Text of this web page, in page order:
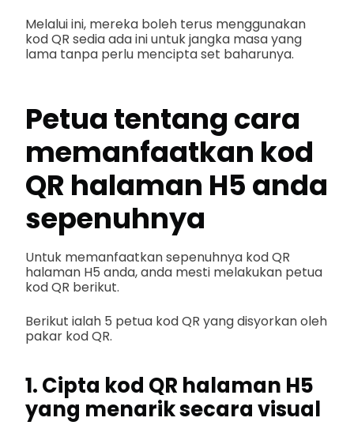
Melalui ini, mereka boleh terus menggunakan
kod QR sedia ada ini untuk jangka masa yang
lama tanpa perlu mencipta set baharunya.
Petua tentang cara
memanfaatkan kod
QR halaman H5 anda
sepenuhnya
Untuk memanfaatkan sepenuhnya kod QR
halaman H5 anda, anda mesti melakukan petua
kod QR berikut.
Berikut ialah 5 petua kod QR yang disyorkan oleh
pakar kod QR.
1. Cipta kod QR halaman H5
yang menarik secara visual